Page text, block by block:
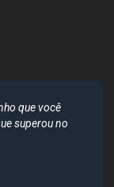
que você
superou no